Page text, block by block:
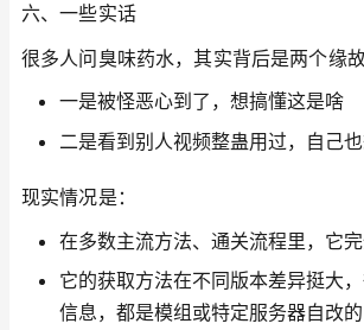
六、一些实话
很多人问臭味药水，其实背后是两个缘故
一是被怪恶心到了，想搞懂这是啥
二是看到别人视频整蛊用过，自己
现实情况是：
在多数主流方法、通关流程里，它
它的获取方法在不同版本差异挺大
信息，都是模组或特定服务器自改的